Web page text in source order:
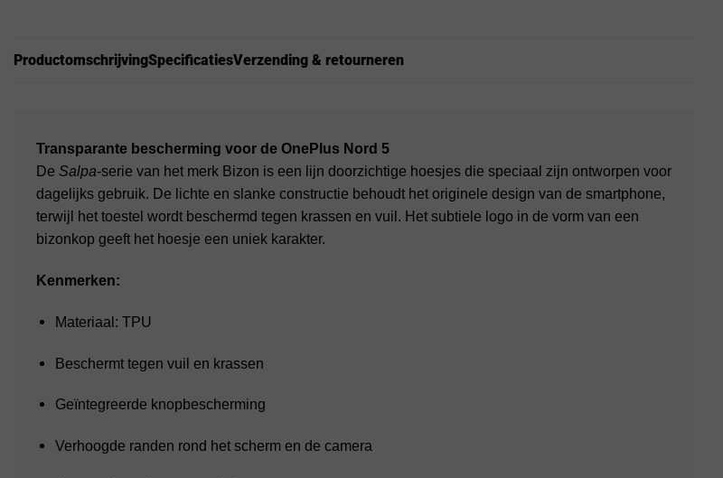
ProductomschrijvingSpecificatiesVerzending & retourneren
Transparante bescherming voor de OnePlus Nord 5
De Salpa-serie van het merk Bizon is een lijn doorzichtige hoesjes die speciaal zijn ontworpen voor
dagelijks gebruik. De lichte en slanke constructie behoudt het originele design van de smartphone,
terwijl het toestel wordt beschermd tegen krassen en vuil. Het subtiele logo in de vorm van een
bizonkop geeft het hoesje een uniek karakter.
Kenmerken:
Materiaal: TPU
Beschermt tegen vuil en krassen
Geïntegreerde knopbescherming
Verhoogde randen rond het scherm en de camera